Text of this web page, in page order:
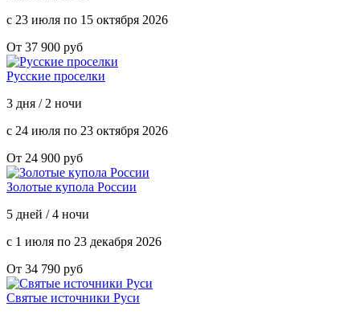
с 23 июля по 15 октября 2026
От 37 900 руб
Русские проселки
3 дня / 2 ночи
с 24 июля по 23 октября 2026
От 24 900 руб
Золотые купола России
5 дней / 4 ночи
с 1 июля по 23 декабря 2026
От 34 790 руб
Святые источники Руси